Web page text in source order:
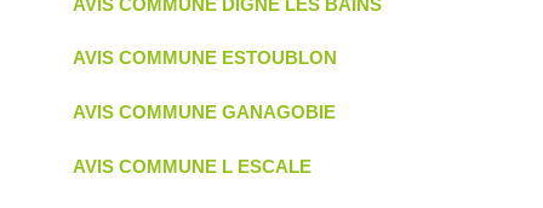
AVIS COMMUNE ESTOUBLON
AVIS COMMUNE GANAGOBIE
AVIS COMMUNE L ESCALE